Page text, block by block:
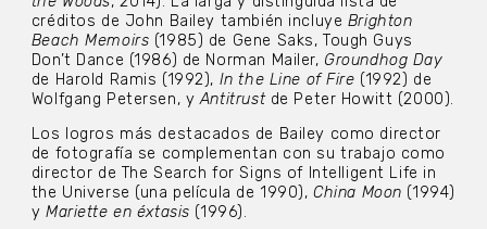
créditos de John Bailey también incluye Brighton
Beach Memoirs (1985) de Gene Saks, Tough Guys
Don’t Dance (1986) de Norman Mailer, Groundhog Day
de Harold Ramis (1992), In the Line of Fire (1992) de
Wolfgang Petersen, yAntitrustde Peter Howitt (2000).
Los logros más destacados de Bailey como director
de fotografía se complementan con su trabajo como
director de The Search for Signs of Intelligent Life in
the Universe (una película de 1990),China Moon (1994)
y Mariette en éxtasis (1996).